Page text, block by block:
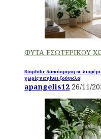
ΦΥΤΑ ΕΣΩΤΕΡΙΚΟΥ
Biophilic διακόσμηση σε
χωρίς να γίνει ζούγκλα
apangelis12 26/11/